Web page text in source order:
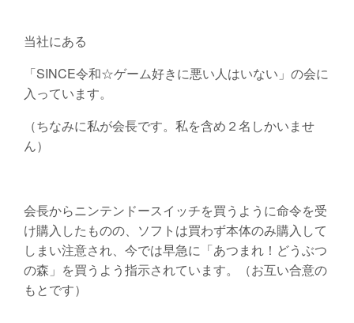
当社にある
「SINCE令和☆ゲーム好きに悪い人はいない」の会に
入っています。
（ちなみに私が会長です。私を含め２名しかいませ
ん）
会長からニンテンドースイッチを買うように命令を受
け購入したものの、ソフトは買わず本体のみ購入して
しまい注意され、今では早急に「あつまれ！どうぶつ
の森」を買うよう指示されています。（お互い合意の
もとです）